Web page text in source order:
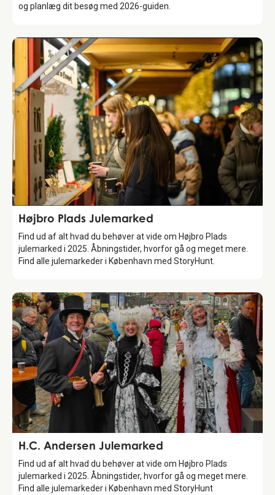
og planlæg dit besøg med 2026-guiden.
Attraction
Højbro Plads Julemarked
Find ud af alt hvad du behøver at vide om Højbro Plads
julemarked i 2025. Åbningstider, hvorfor gå og meget mere.
Find alle julemarkeder i København med StoryHunt.
Attraction
H.C. Andersen Julemarked
Find ud af alt hvad du behøver at vide om Højbro Plads
julemarked i 2025. Åbningstider, hvorfor gå og meget mere.
Find alle julemarkeder i København med StoryHunt